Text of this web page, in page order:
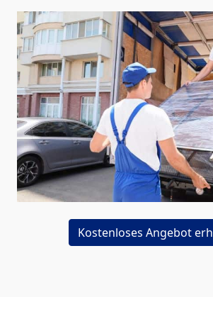
Kostenloses Angebot